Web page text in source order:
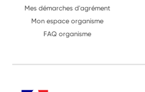
Mes démarches d'agrément
Mon espace organisme
FAQ organisme